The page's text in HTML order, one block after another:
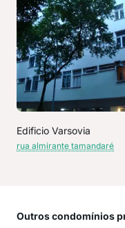
Edificio Varsovia
rua almirante tamandaré
Outros condomínios